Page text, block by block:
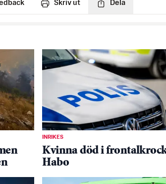
Skriv ut Dela
INRIKES
Kvinna död i
Habo